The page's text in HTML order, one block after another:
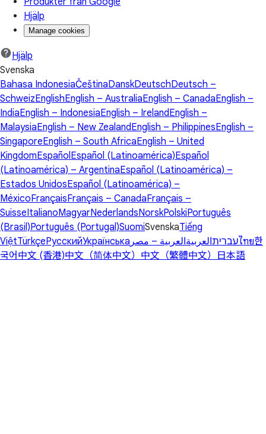
Hjälp
Manage cookies
Hjälp
Svenska
Bahasa IndonesiaČeštinaDanskDeutschDeutsch –
SchweizEnglishEnglish – AustraliaEnglish – CanadaEnglish –
IndiaEnglish – IndonesiaEnglish – IrelandEnglish –
MalaysiaEnglish – New ZealandEnglish – PhilippinesEnglish –
SingaporeEnglish – South AfricaEnglish – United
KingdomEspañolEspañol (Latinoamérica)Español
(Latinoamérica) – ArgentinaEspañol (Latinoamérica) –
Estados UnidosEspañol (Latinoamérica) –
MéxicoFrançaisFrançais – CanadaFrançais –
SuisseItalianoMagyarNederlandsNorskPolskiPortuguês
(Brasil)Português (Portugal)SuomiSvenskaTiếng
ViệtTürkçeРусскийУкраїнська עבריתالعربيةالعربية – مصر ไทย한
국어 中文 (香港)中文（简体中文） 中文（繁體中文） 日本語